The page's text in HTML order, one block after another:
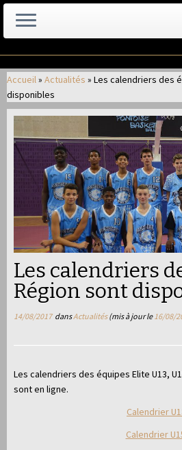
au
contenu
Accueil» Actualités » Les calendriers des
disponibles
Les calendriers
Région sont
14/08/2017dansActualités(mis à jour le16/08/
Les calendriers des équipes Elite U13,
sont en ligne.
Calendrier
Calendrier